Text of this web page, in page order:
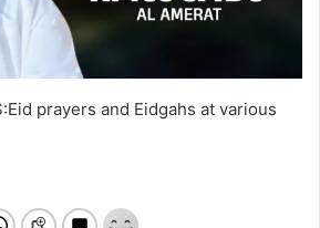
prayers and Eidgahs at various